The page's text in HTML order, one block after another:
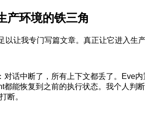
产环境的铁三角
让我专门写篇文章。真正让它进入生
话中断了，所有上下文都丢了。Eve
都能恢复到之前的执行状态。我个人
断。